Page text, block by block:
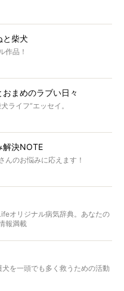
と柴犬
作品！
おまめのラブい日々
ライフ”エッセイ。
解決NOTE
んのお悩みに応えます！
オリジナル病気辞典。あなたの
報満載
を一頭でも多く救うための活動